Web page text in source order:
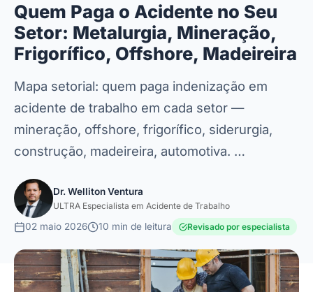
Quem Paga o Acidente no Seu
Setor: Metalurgia, Mineração,
Frigorífico, Offshore, Madeireira
Mapa setorial: quem paga indenização em
acidente de trabalho em cada setor —
mineração, offshore, frigorífico, siderurgia,
construção, madeireira, automotiva. …
Dr. Welliton Ventura
ULTRA Especialista em Acidente de Trabalho
02 maio 2026 10 min de leitura Revisado por especialista